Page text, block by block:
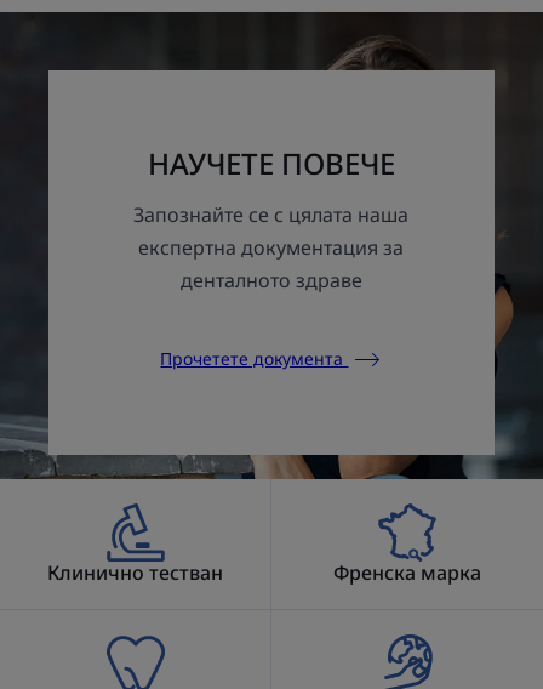
НАУЧЕТЕ ПОВЕЧЕ
Запознайте се с цялата наша
експертна документация за
денталното здраве
Прочетете документа
Клинично тестван Френска марка